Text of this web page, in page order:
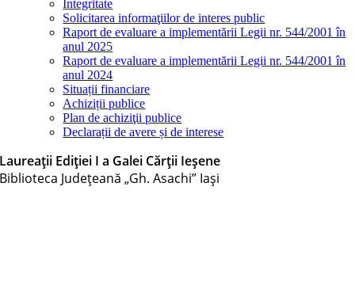
Integritate
Solicitarea informaţiilor de interes public
Raport de evaluare a implementării Legii nr. 544/2001 în
anul 2025
Raport de evaluare a implementării Legii nr. 544/2001 în
anul 2024
Situații financiare
Achiziții publice
Plan de achiziţii publice
Declarații de avere și de interese
Laureații Ediției I a Galei Cărții Ieșene
Biblioteca Judeţeană „Gh. Asachi” Iaşi